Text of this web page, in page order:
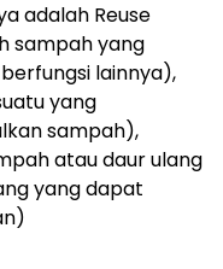
adalah Reuse
sampah yang
lainnya),
yang
sampah),
atau daur ulang
yang dapat